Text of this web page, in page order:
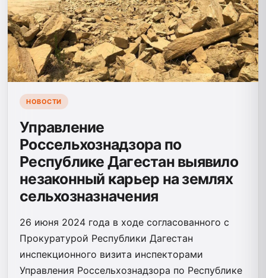
НОВОСТИ
Управление
Россельхознадзора по
Республике Дагестан выявило
незаконный карьер на землях
сельхозназначения
26 июня 2024 года в ходе согласованного с
Прокуратурой Республики Дагестан
инспекционного визита инспекторами
Управления Россельхознадзора по Республике